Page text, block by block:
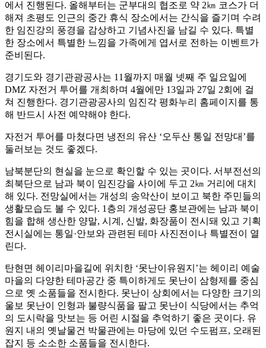
에서 진행된다. 올해부터는 군부대의 협조로 약 2㎞ 코스가 더
해져 초평도 인근의 중간 휴식 장소에서는 간식을 즐기며 수려
한 임진강의 풍경을 감상하고 기념사진을 남길 수 있다. 특별
한 장소에서 특별한 느낌을 가족에게 엽서로 전하는 이벤트가
준비된다.
경기도와 경기관광공사는 11월까지 매월 넷째 주 일요일에
DMZ 자전거 투어를 개최하며 4월에만 13일과 27일 2회에 걸
쳐 진행한다. 경기관광공사의 임진각 평화누리 홈페이지를 통
해 반드시 사전 예약해야 한다.
자전거 투어를 마쳤다면 냉전의 유산 ‘오두산 통일 전망대’를
둘러보는 것도 좋겠다.
남북분단의 현실을 눈으로 확인할 수 있는 곳이다. 서부전선의
최북단으로 남과 북이 임진강을 사이에 두고 2㎞ 거리에 대치
해 있다. 전망실에서는 개성의 송악산이 보이고 북한 주민들의
생활모습도 볼 수 있다. 1층의 개성공단 홍보관에는 남과 북이
힘을 합해 생산한 양말, 시계, 신발, 화장품이 전시돼 있고 기획
전시실에는 통일·안보와 관련된 테마 사진전이나 특별전이 열
린다.
탄현면 헤이리마을길에 위치한 ‘못난이유원지’는 헤이리 예술
마을의 다양한 테마공간 중 특이하게도 못난이 삼형제를 중심
으로 옛 소품들을 전시한다. 못난이 상회에서는 다양한 크기의
울보 못난이 인형과 불량식품을 팔고 못난이 식당에서는 추억
의 도시락을 맛보는 등 어린 시절을 추억하기 좋은 곳이다. 유
원지 내의 옛날물건 박물관에는 마당에 있던 수도펌프, 오래된
잡지 등 소소한 소품들을 전시한다.